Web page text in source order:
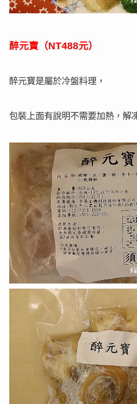
醉元寶（NT488元）
醉元寶是屬於冷盤料理，
包裝上面有說明不需要加熱，解